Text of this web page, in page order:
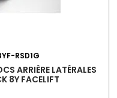
RSD1G
ARRIÈRE LATÉRALES
8Y FACELIFT